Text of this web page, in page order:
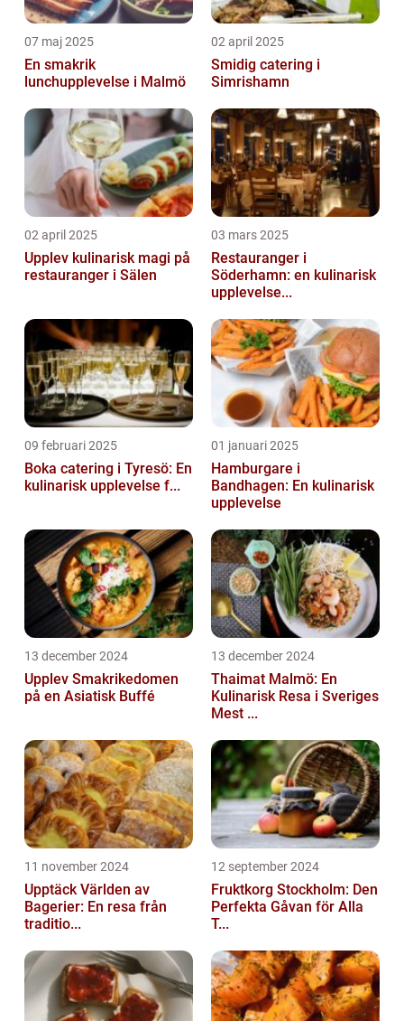
07 maj 2025
En smakrik
lunchupplevelse i Malmö
02 april 2025
Smidig catering i
Simrishamn
02 april 2025
Upplev kulinarisk magi på
restauranger i Sälen
03 mars 2025
Restauranger i
Söderhamn: en kulinarisk
upplevelse...
09 februari 2025
Boka catering i Tyresö: En
kulinarisk upplevelse f...
01 januari 2025
Hamburgare i
Bandhagen: En kulinarisk
upplevelse
13 december 2024
Upplev Smakrikedomen
på en Asiatisk Buffé
13 december 2024
Thaimat Malmö: En
Kulinarisk Resa i Sveriges
Mest ...
11 november 2024
Upptäck Världen av
Bagerier: En resa från
traditio...
12 september 2024
Fruktkorg Stockholm: Den
Perfekta Gåvan för Alla
T...